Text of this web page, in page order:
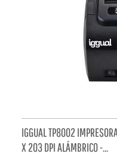
IGGUAL TP8002
X 203 DPI ALÁMBRICO -...